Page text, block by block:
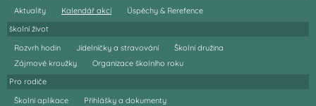
Aktuality
Kalendář akcí
Úspěchy & Rerefence
školní život
Rozvrh hodin
Jídelníčky a stravování
Školní družina
Zájmové kroužky
Organizace školního roku
Pro rodiče
Školní aplikace
Přihlášky a dokumenty